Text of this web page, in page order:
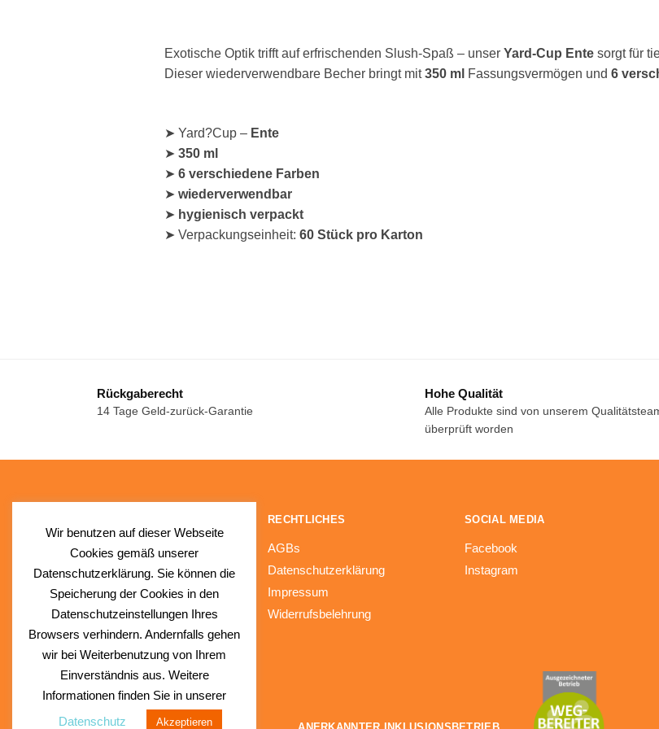
Exotische Optik trifft auf erfrischenden Slush-Spaß – unser Yard-Cup Entesorgt für
Dieser wiederverwendbare Becher bringt mit350 ml Fassungsvermögen und 6
➤ Yard?Cup – Ente
➤ 350 ml
➤ 6 verschiedene Farben
➤ wiederverwendbar
➤ hygienisch verpackt
➤ Verpackungseinheit: 60 Stück pro Karton
Rückgaberecht
14 Tage Geld-zurück-Garantie
Hohe Qualität
Alle Produkte sind von unserem
überprüft worden
Fragen & Antworten (FAQs)
Kontakt
RECHTLICHES
AGBs
Datenschutzerklärung
Impressum
Widerrufsbelehrung
SOCIAL MEDIA
Facebook
Instagram
Wir benutzen auf dieser Webseite
Cookies gemäß unserer
Datenschutzerklärung. Sie können die
Speicherung der Cookies in den
Datenschutzeinstellungen Ihres
Browsers verhindern. Andernfalls gehen
wir bei Weiterbenutzung von Ihrem
Einverständnis aus. Weitere
Informationen finden Sie in unserer
Datenschutz
Akzeptieren